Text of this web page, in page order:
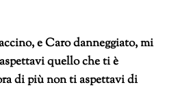
e Caro danneggiato, mi
quello che ti è
di più non ti aspettavi di